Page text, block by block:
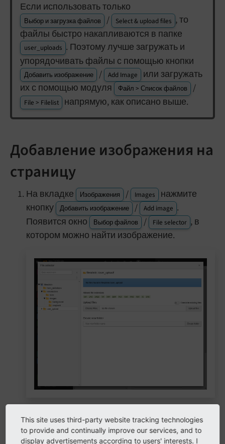
Если использовать только
Выбор и загрузка файлов / Select & upload files , то
файлы быстро накапливаются в папке
user_uploads . Поэтому лучше загружать и
упорядочивать файлы с помощью кнопки
Добавить изображение / Add Image
или загружать
их с помощью модуля
Файл > Список файлов /
File > Filelist напрямую, как описано выше.
Добавление изображения на
страницу
На вкладке Изображения / Images
нажмите
кнопку
Добавить изображение / Add image .
Появится окно
Выбор файлов / File selector , в
котором можно найти изображение.
Пройдитесь по дереву файлов, выберите
папку.
This site uses third-party website tracking technologies
to provide and continually improve our services, and to
display advertisements according to users' interests. I